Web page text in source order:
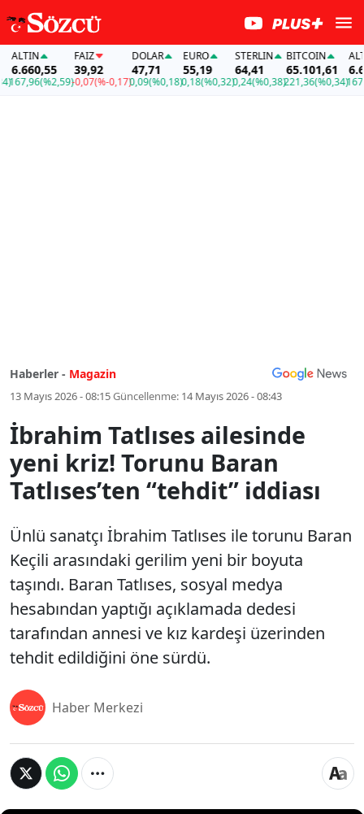
(%2,59)
FAİZ
39,92
-0,07(%-0,17)
DOLAR
47,71
0,09(%0,18)
EURO
55,19
0,18(%0,32)
STERLIN
64,41
0,24(%0,38)
BITCOIN
65.101,61
221,36(%0,34)
ALTIN
167,96
Haberler - Magazin
13 Mayıs 2026 - 08:15Güncellenme: 14 Mayıs 2026 - 08:43
İbrahim Tatlıses ailesinde
yeni kriz! Torunu Baran
Tatlıses’ten “tehdit” iddiası
Ünlü sanatçı İbrahim Tatlıses ile torunu Baran
Keçili arasındaki gerilim yeni bir boyuta
taşındı. Baran Tatlıses, sosyal medya
hesabından yaptığı açıklamada dedesi
tarafından annesi ve kız kardeşi üzerinden
tehdit edildiğini öne sürdü.
Haber Merkezi